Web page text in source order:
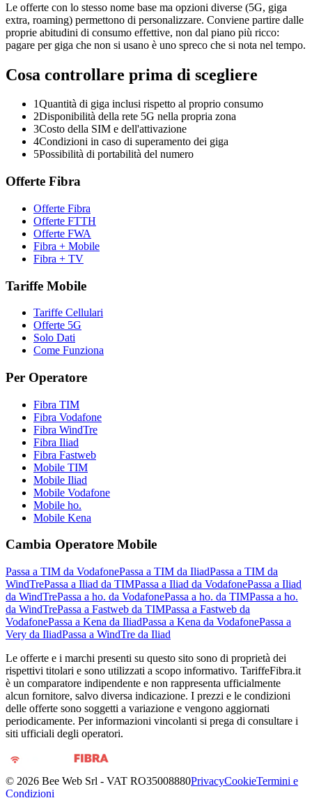
Le offerte con lo stesso nome base ma opzioni diverse (5G, giga
extra, roaming) permettono di personalizzare. Conviene partire dalle
proprie abitudini di consumo effettive, non dal piano più ricco:
pagare per giga che non si usano è uno spreco che si nota nel tempo.
Cosa controllare prima di scegliere
1Quantità di giga inclusi rispetto al proprio consumo
2Disponibilità della rete 5G nella propria zona
3Costo della SIM e dell'attivazione
4Condizioni in caso di superamento dei giga
5Possibilità di portabilità del numero
Offerte Fibra
Offerte Fibra
Offerte FTTH
Offerte FWA
Fibra + Mobile
Fibra + TV
Tariffe Mobile
Tariffe Cellulari
Offerte 5G
Solo Dati
Come Funziona
Per Operatore
Fibra TIM
Fibra Vodafone
Fibra WindTre
Fibra Iliad
Fibra Fastweb
Mobile TIM
Mobile Iliad
Mobile Vodafone
Mobile ho.
Mobile Kena
Cambia Operatore Mobile
Passa a TIM da VodafonePassa a TIM da IliadPassa a TIM da
WindTrePassa a Iliad da TIMPassa a Iliad da VodafonePassa a Iliad
da WindTrePassa a ho. da VodafonePassa a ho. da TIMPassa a ho.
da WindTrePassa a Fastweb da TIMPassa a Fastweb da
VodafonePassa a Kena da IliadPassa a Kena da VodafonePassa a
Very da IliadPassa a WindTre da Iliad
Le offerte e i marchi presenti su questo sito sono di proprietà dei
rispettivi titolari e sono utilizzati a scopo informativo. TariffeFibra.it
è un comparatore indipendente e non rappresenta ufficialmente
alcun fornitore, salvo diversa indicazione. I prezzi e le condizioni
delle offerte sono soggetti a variazione e vengono aggiornati
periodicamente. Per informazioni vincolanti si prega di consultare i
siti ufficiali degli operatori.
© 2026 Bee Web Srl - VAT RO35008880PrivacyCookieTermini e
Condizioni